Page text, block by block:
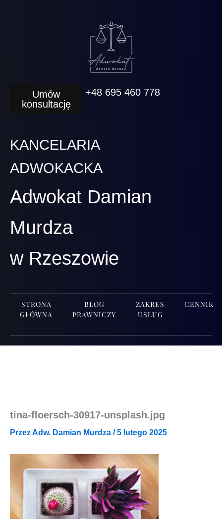
Umów
konsultację
+48 695 460 778
KANCELARIA
ADWOKACKA
Adwokat Damian
Murdza
w Rzeszowie
STRONA
GŁÓWNA
BLOG
PRAWNICZY
ZAKRES
USŁUG
CENNIK
tina-floersch-30917-unsplash.jpg
PrzezAdw. Damian Murdza /5 lutego 2025